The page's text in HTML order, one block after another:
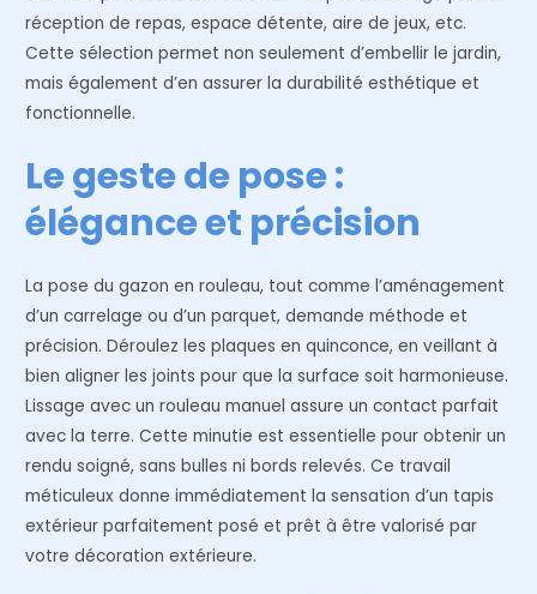
réception de repas, espace détente, aire de jeux, etc.
Cette sélection permet non seulement d’embellir le jardin,
mais également d’en assurer la durabilité esthétique et
fonctionnelle.
Le geste de pose :
élégance et précision
La pose du gazon en rouleau, tout comme l’aménagement
d’un carrelage ou d’un parquet, demande méthode et
précision. Déroulez les plaques en quinconce, en veillant à
bien aligner les joints pour que la surface soit harmonieuse.
Lissage avec un rouleau manuel assure un contact parfait
avec la terre. Cette minutie est essentielle pour obtenir un
rendu soigné, sans bulles ni bords relevés. Ce travail
méticuleux donne immédiatement la sensation d’un tapis
extérieur parfaitement posé et prêt à être valorisé par
votre décoration extérieure.